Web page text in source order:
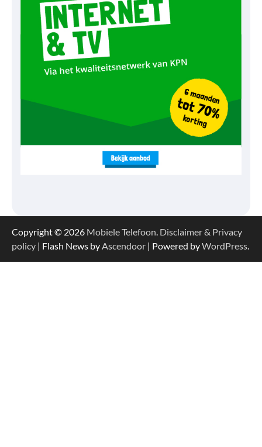
Copyright © 2026 Mobiele Telefoon. Disclaimer & Privacy
policy | Flash News byAscendoor | Powered byWordPress.